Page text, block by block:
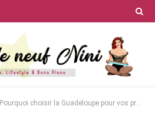
Pourquoi choisir la Guadeloupe pour vos prochaines vacances ?